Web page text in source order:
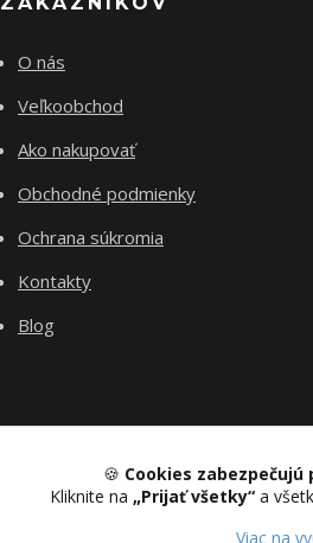
O nás
Veľkoobchod
Ako nakupovať
Obchodné podmienky
Ochrana súkromia
Kontakty
Blog
Upravit
🍪 Cookies zabezpečujú
Kliknite na „Prijať všetky“ a
Viac na